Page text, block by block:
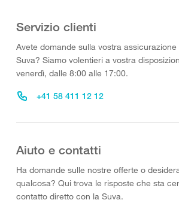
Servizio clienti
Avete domande sulla vostra assicurazione
Suva? Siamo volentieri a vostra
venerdì, dalle 8:00 alle 17:00.
+41 58 411 12 12
Aiuto e contatti
Ha domande sulle nostre offerte o
qualcosa? Qui trova le risposte che sta
contatto diretto con la Suva.